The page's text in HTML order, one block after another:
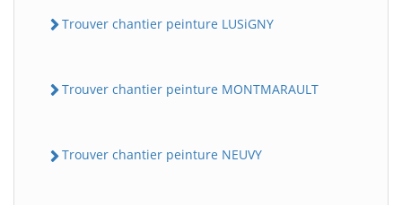
Trouver chantier peinture LUSiGNY
Trouver chantier peinture MONTMARAULT
Trouver chantier peinture NEUVY